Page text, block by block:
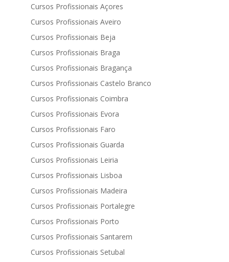
Cursos Profissionais Açores
Cursos Profissionais Aveiro
Cursos Profissionais Beja
Cursos Profissionais Braga
Cursos Profissionais Bragança
Cursos Profissionais Castelo Branco
Cursos Profissionais Coimbra
Cursos Profissionais Evora
Cursos Profissionais Faro
Cursos Profissionais Guarda
Cursos Profissionais Leiria
Cursos Profissionais Lisboa
Cursos Profissionais Madeira
Cursos Profissionais Portalegre
Cursos Profissionais Porto
Cursos Profissionais Santarem
Cursos Profissionais Setubal